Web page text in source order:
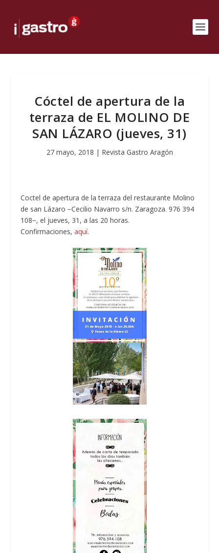
Cóctel de apertura de la
terraza de EL MOLINO DE
SAN LÁZARO (jueves, 31)
27 mayo, 2018 | Revista Gastro Aragón
Coctel de apertura de la terraza del restaurante Molino
de san Lázaro −Cecilio Navarro s/n. Zaragoza. 976 394
108−, el jueves, 31, a las 20 horas.
Confirmaciones,aquí.